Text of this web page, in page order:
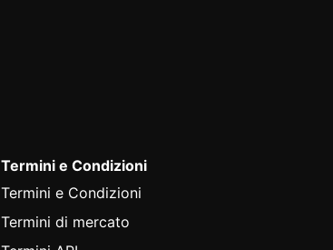
Termini e Condizioni
Termini e Condizioni
Termini di mercato